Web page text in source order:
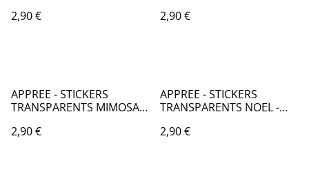
2,90 € 2,90 €
APPREE - STICKERS
TRANSPARENTS MIMOSA -
2,90 €
APPREE - STICKERS
TRANSPARENTS NOEL -
2,90 €